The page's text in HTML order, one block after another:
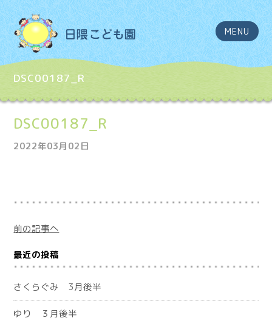
MENU
DSC00187_R
DSC00187_R
2022年03月02日
前の記事へ
最近の投稿
さくらぐみ 3月後半
ゆり ３月後半